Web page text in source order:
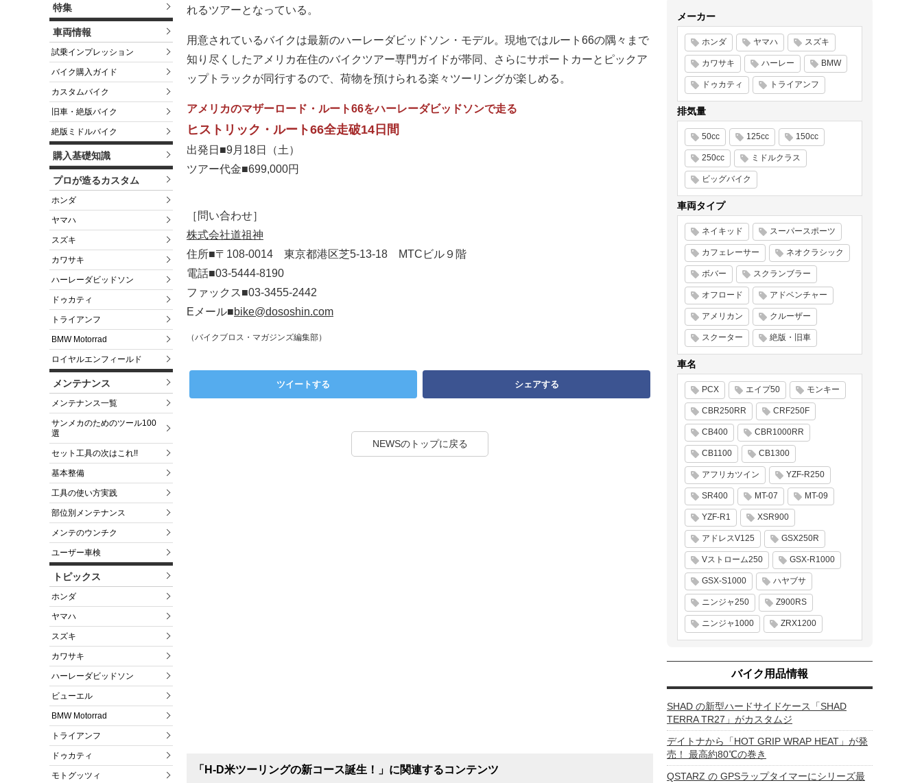
特集
車両情報
試乗インプレッション
バイク購入ガイド
カスタムバイク
旧車・絶版バイク
絶版ミドルバイク
購入基礎知識
プロが造るカスタム
ホンダ
ヤマハ
スズキ
カワサキ
ハーレーダビッドソン
ドゥカティ
トライアンフ
BMW Motorrad
ロイヤルエンフィールド
メンテナンス
メンテナンス一覧
サンメカのためのツール100
選
セット工具の次はこれ!!
基本整備
工具の使い方実践
部位別メンテナンス
メンテのウンチク
ユーザー車検
トピックス
ホンダ
ヤマハ
スズキ
カワサキ
ハーレーダビッドソン
ビューエル
BMW Motorrad
トライアンフ
ドゥカティ
モトグッツィ
れるツアーとなっている。
用意されているバイクは最新のハーレーダビッドソン・モデル。現地ではルート66の隅々まで
知り尽くしたアメリカ在住のバイクツアー専門ガイドが帯同、さらにサポートカーとピックア
ップトラックが同行するので、荷物を預けられる楽々ツーリングが楽しめる。
アメリカのマザーロード・ルート66をハーレーダビッドソンで走る
ヒストリック・ルート66全走破14日間
出発日■9月18日（土）
ツアー代金■699,000円
［問い合わせ］
株式会社道祖神
住所■〒108-0014 東京都港区芝5-13-18 MTCビル９階
電話■03-5444-8190
ファックス■03-3455-2442
Eメール■bike@dososhin.com
（バイクブロス・マガジンズ編集部）
ツイートする シェアする
NEWSのトップに戻る
「H-D米ツーリングの新コース誕生！」に関連するコンテンツ
メーカー
ホンダ ヤマハ スズキ
カワサキ ハーレー BMW
ドゥカティ トライアンフ
排気量
50cc 125cc 150cc
250cc ミドルクラス
ビッグバイク
車両タイプ
ネイキッド スーパースポーツ
カフェレーサー ネオクラシック
ボバー スクランブラー
オフロード アドベンチャー
アメリカン クルーザー
スクーター 絶版・旧車
車名
PCX エイプ50 モンキー
CBR250RR CRF250F
CB400 CBR1000RR
CB1100 CB1300
アフリカツイン YZF-R250
SR400 MT-07 MT-09
YZF-R1 XSR900
アドレスV125 GSX250R
Vストローム250 GSX-R1000
GSX-S1000 ハヤブサ
ニンジャ250 Z900RS
ニンジャ1000 ZRX1200
バイク用品情報
SHAD の新型ハードサイドケース「SHAD
TERRA TR27」がカスタムジ
デイトナから「HOT GRIP WRAP HEAT」が発
売！ 最高約80℃の巻き
QSTARZ の GPSラップタイマーにシリーズ最